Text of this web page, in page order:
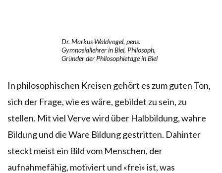
Dr. Markus Waldvogel, pens.
Gymnasiallehrer in Biel, Philosoph,
Gründer der Philosophietage in Biel
In philosophischen Kreisen gehört es zum guten Ton,
sich der Frage, wie es wäre, gebildet zu sein, zu
stellen. Mit viel Verve wird über Halbbildung, wahre
Bildung und die Ware Bildung gestritten. Dahinter
steckt meist ein Bild vom Menschen, der
aufnahmefähig, motiviert und «frei» ist, was